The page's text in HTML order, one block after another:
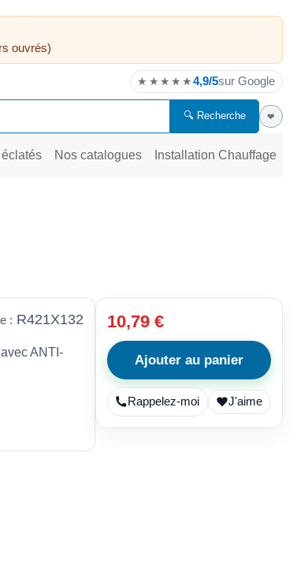
ouvrés)
★★★★★4,9/5sur Google
🔍 Recherche ❤
Nos catalogues Installation Chauffage
: R421X132
ANTI-
10,79 €
Ajouter au panier
Rappelez-moi J'aime